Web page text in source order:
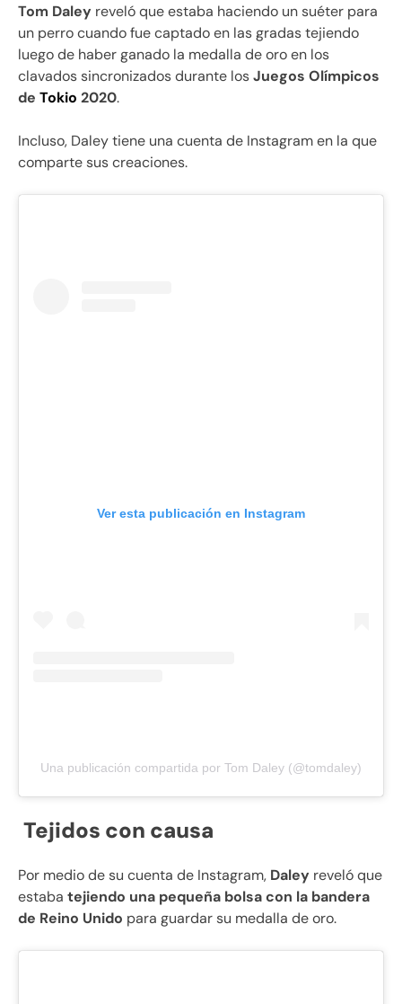
Tom Daley reveló que estaba haciendo un suéter para
un perro cuando fue captado en las gradas tejiendo
luego de haber ganado la medalla de oro en los
clavados sincronizados durante losJuegos Olímpicos
de Tokio 2020.
Incluso, Daley tiene una cuenta de Instagram en la que
comparte sus creaciones.
Ver esta publicación en Instagram
Una publicación compartida por Tom Daley (@tomdaley)
Tejidos con causa
Por medio de su cuenta de Instagram, Daley reveló que
estaba tejiendo una pequeña bolsa con la bandera
de Reino Unido para guardar su medalla de oro.